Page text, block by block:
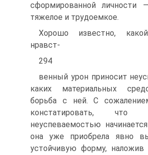
сформированной личности
тяжелое и трудоемкое.
Хорошо известно,
нравст-
294
венный урон приносит
каких материальных
борьба с ней. С
констатировать,
неуспеваемостью
она уже приобрела явно
устойчивую форму, наложив